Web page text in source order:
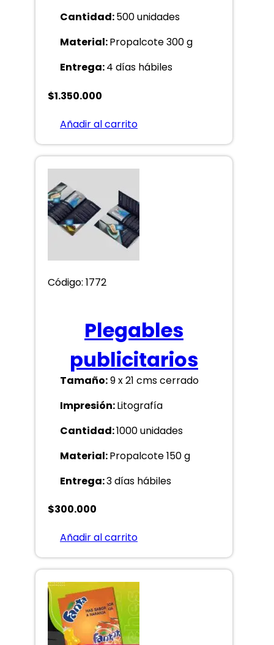
Cantidad:500 unidades
Material:Propalcote 300 g
Entrega:4 días hábiles
$1.350.000
Añadir al carrito
Código: 1772
Plegables
publicitarios
Tamaño:9 x 21 cms cerrado
Impresión:Litografía
Cantidad:1000 unidades
Material:Propalcote 150 g
Entrega:3 días hábiles
$300.000
Añadir al carrito